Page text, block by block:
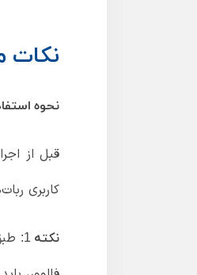
نکات
نحوه
قبل از
کاربری
نکته 1: